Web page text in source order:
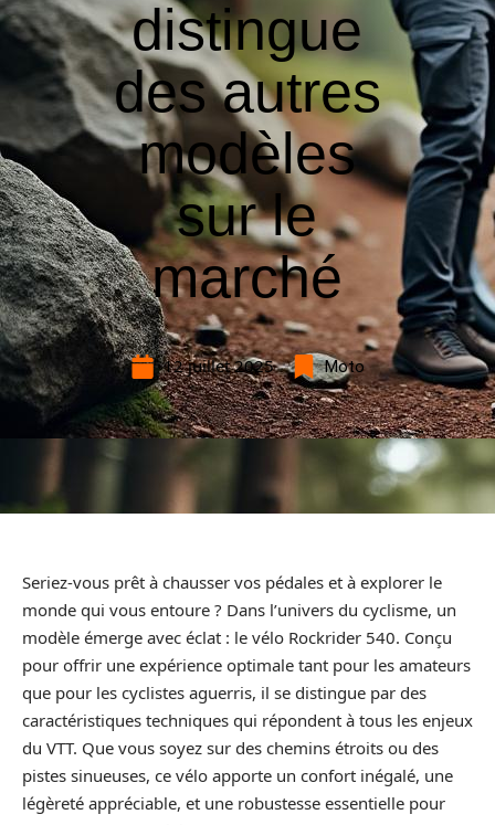
distingue
des autres
modèles
sur le
marché
12 juillet 2025 Moto
Seriez-vous prêt à chausser vos pédales et à explorer le
monde qui vous entoure ? Dans l’univers du cyclisme, un
modèle émerge avec éclat : le vélo Rockrider 540. Conçu
pour offrir une expérience optimale tant pour les amateurs
que pour les cyclistes aguerris, il se distingue par des
caractéristiques techniques qui répondent à tous les enjeux
du VTT. Que vous soyez sur des chemins étroits ou des
pistes sinueuses, ce vélo apporte un confort inégalé, une
légèreté appréciable, et une robustesse essentielle pour